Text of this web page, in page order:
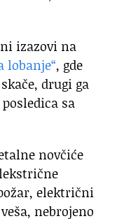
izazovi na
lobanje“, gde
drugi ga
sa
novčiće
električni
nebrojeno